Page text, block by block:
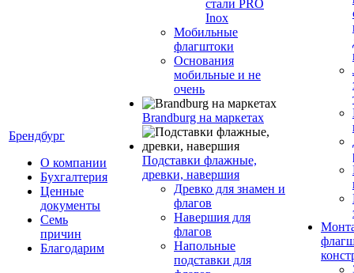
Брендбург
О компании
Бухгалтерия
Ценные
документы
Семь
причин
Благодарим
стали PRO
Inox
Мобильные
флагштоки
Основания
мобильные и не
очень
Brandburg на маркетах
Подставки флажные,
древки, навершия
Древко для знамен и
флагов
Навершия для
флагов
Напольные
подставки для